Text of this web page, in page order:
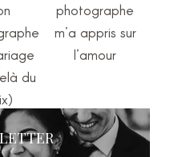
du
photographe
m’a appris sur
l’amour